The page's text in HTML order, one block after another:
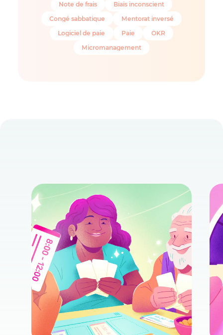
Note de frais
Biais inconscient
Congé sabbatique
Mentorat inversé
Logiciel de paie
Paie
OKR
Micromanagement